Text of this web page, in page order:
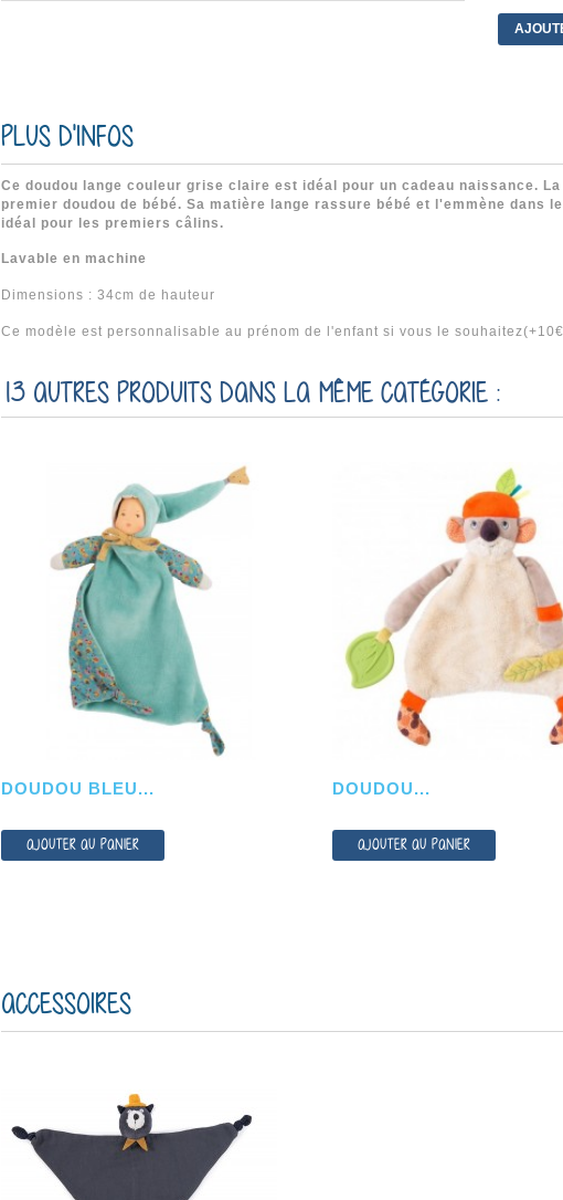
PLUS D'INFOS
Ce doudou lange couleur grise claire est idéal pour un cadeau naissance.
premier doudou de bébé. Sa matière lange rassure bébé et l'emmène dans
idéal pour les premiers câlins.
Lavable en machine
Dimensions : 34cm de hauteur
Ce modèle est personnalisable au prénom de l'enfant si vous le
13 AUTRES PRODUITS DANS LA MÊME CATÉGORIE :
DOUDOU BLEU...
AJOUTER AU PANIER
AJOUTER AU PANIER
DOUDOU...
AJOUTER AU PANIER
AJOUTER AU PANIER
ACCESSOIRES